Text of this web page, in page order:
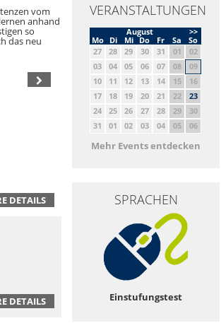
vom
anhand
so
das neu
DETAILS
DETAILS
VERANSTALTUNGEN
>>
August
Mo
Di Mi Do Fr Sa
So
27
28 29 30 31 01
02
03
04 05 06 07 08
09
10
11 12 13 14 15
16
17
18 19 20 21 22
23
24
25 26 27 28 29
30
31
01 02 03 04 05 06
Mehr Events entdecken
SPRACHEN
Einstufungstest